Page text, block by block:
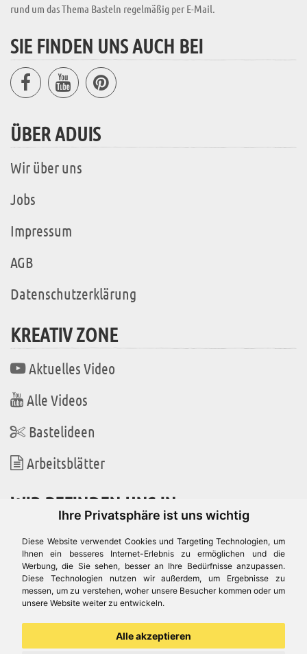
Ihre Privatsphäre ist uns wichtig
Diese Website verwendet Cookies und Targeting Technologien, um
Ihnen ein besseres Internet-Erlebnis zu ermöglichen und die
Werbung, die Sie sehen, besser an Ihre Bedürfnisse anzupassen.
Diese Technologien nutzen wir außerdem, um Ergebnisse zu
messen, um zu verstehen, woher unsere Besucher kommen oder um
unsere Website weiter zu entwickeln.
Alle akzeptieren
rund um das Thema Basteln regelmäßig per E-Mail.
SIE FINDEN UNS AUCH BEI
ÜBER ADUIS
Wir über uns
Jobs
Impressum
AGB
Datenschutzerklärung
KREATIV ZONE
Aktuelles Video
Alle Videos
Bastelideen
Arbeitsblätter
WIR BEFINDEN UNS IN
Es gibt uns auch in